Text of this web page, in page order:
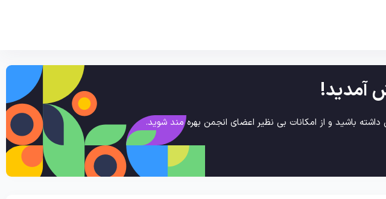
آمدید!
باشید و از امکانات بی نظیر اعضای انجمن بهره مند شوید.